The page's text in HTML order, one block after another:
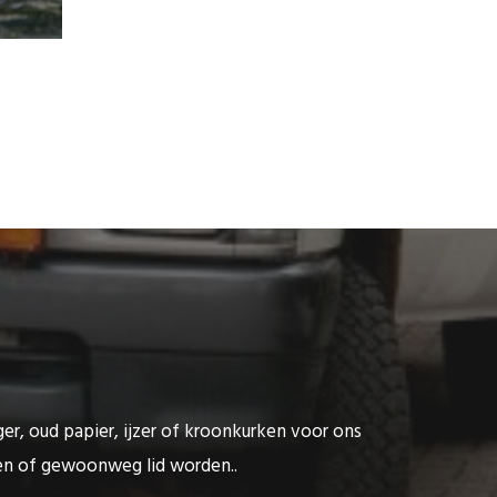
oud papier, ijzer of kroonkurken voor ons
of gewoonweg lid worden..